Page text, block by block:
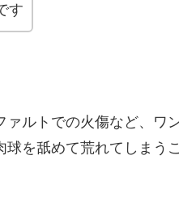
す
ルトでの火傷など、ワ
を舐めて荒れてしまう